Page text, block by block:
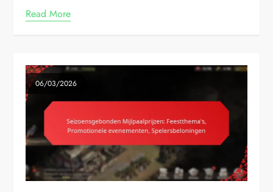
Read More
06/03/2026